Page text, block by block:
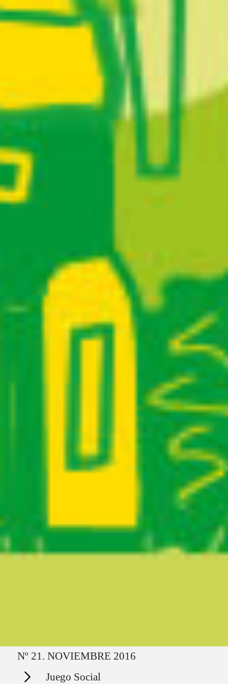
Ruta del sitio
Nº 21. NOVIEMBRE 2016
Secciones Juego Social